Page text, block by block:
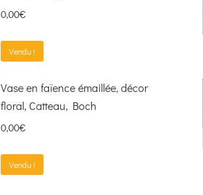
0,00€
Vendu !
Vase en faïence émaillée, décor
floral, Catteau, Boch
0,00€
Vendu !